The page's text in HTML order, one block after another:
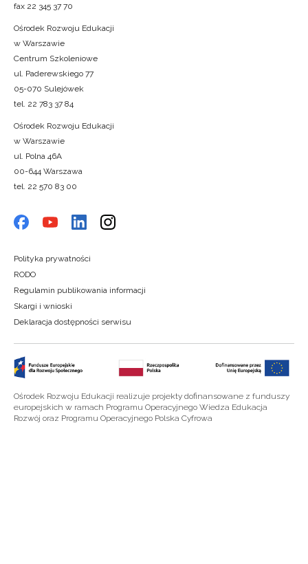
fax 22 345 37 70
Ośrodek Rozwoju Edukacji
w Warszawie
Centrum Szkoleniowe
ul. Paderewskiego 77
05-070 Sulejówek
tel. 22 783 37 84
Ośrodek Rozwoju Edukacji
w Warszawie
ul. Polna 46A
00-644 Warszawa
tel. 22 570 83 00
Polityka prywatności
RODO
Regulamin publikowania informacji
Skargi i wnioski
Deklaracja dostępności serwisu
Ośrodek Rozwoju Edukacji realizuje projekty dofinansowane z funduszy
europejskich w ramach Programu Operacyjnego Wiedza Edukacja
Rozwój oraz Programu Operacyjnego Polska Cyfrowa
o szkoleniach i programach.